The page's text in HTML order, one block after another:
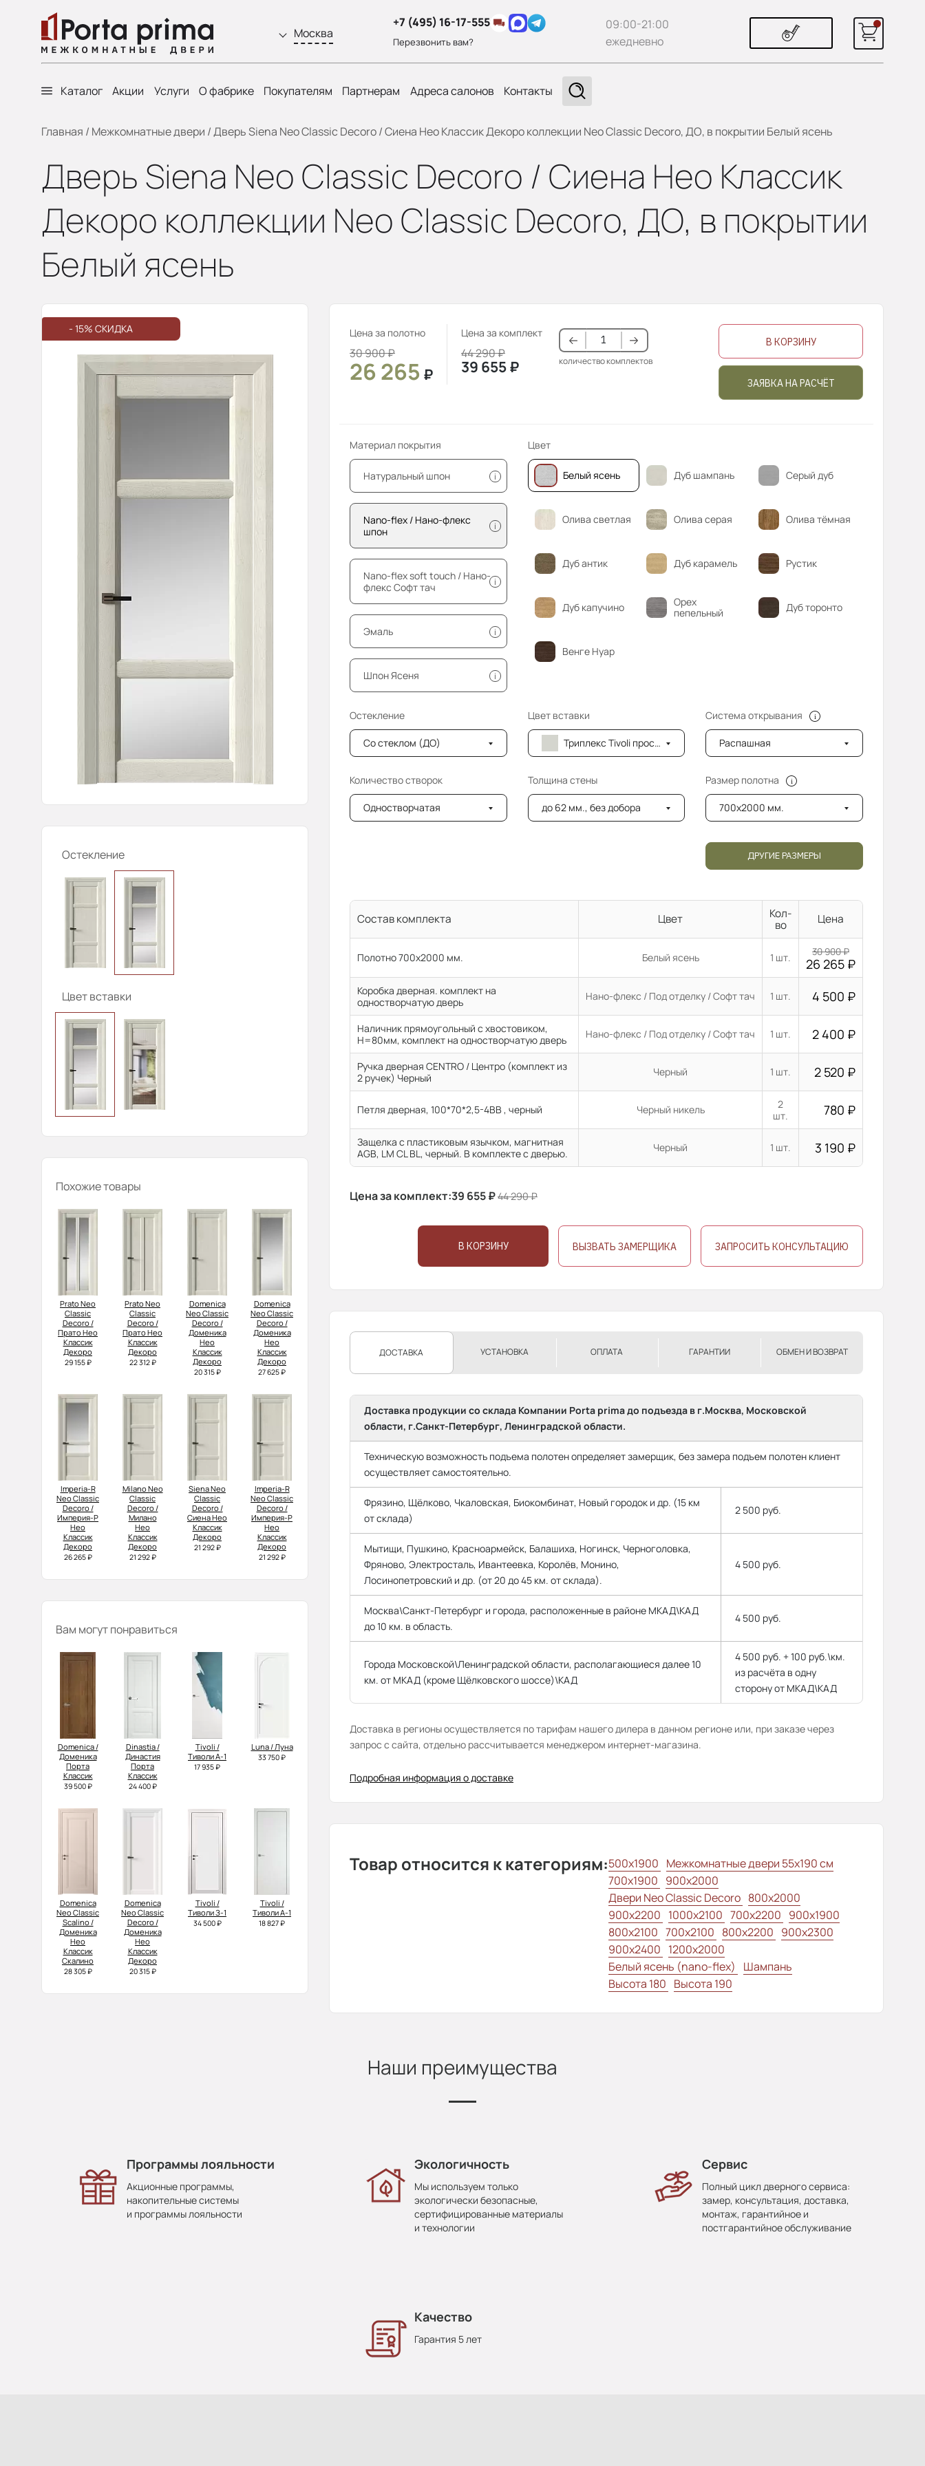
Москва
+7 (495) 16-17-555
Перезвонить вам?
09:00-21:00
ежедневно
Каталог Акции Услуги О фабрике Покупателям Партнерам Адреса салонов Контакты
Главная / Межкомнатные двери /Дверь Siena Neo Classic Decoro / Сиена Нео Классик Декоро коллекции Neo Classic Decoro, ДО, в покрытии Белый ясень
Дверь Siena Neo Classic Decoro / Сиена Нео Классик
Декоро коллекции Neo Classic Decoro, ДО, в покрытии
Белый ясень
- 15% СКИДКА
Остекление
Цвет вставки
Похожие товары
Prato Neo
Classic
Decoro /
Прато Нео
Классик
Декоро
29 155 ₽
Prato Neo
Classic
Decoro /
Прато Нео
Классик
Декоро
22 312 ₽
Domenica
Neo Classic
Decoro /
Доменика
Нео
Классик
Декоро
20 315 ₽
Domenica
Neo Classic
Decoro /
Доменика
Нео
Классик
Декоро
27 625 ₽
Imperia-R
Neo Classic
Decoro /
Империя-Р
Нео
Классик
Декоро
26 265 ₽
Milano Neo
Classic
Decoro /
Милано
Нео
Классик
Декоро
21 292 ₽
Siena Neo
Classic
Decoro /
Сиена Нео
Классик
Декоро
21 292 ₽
Imperia-R
Neo Classic
Decoro /
Империя-Р
Нео
Классик
Декоро
21 292 ₽
Вам могут понравиться
Domenica /
Доменика
Порта
Классик
39 500 ₽
Dinastia /
Династия
Порта
Классик
24 400 ₽
Tivoli /
Тиволи А-1
17 935 ₽
Luna / Луна
33 750 ₽
Domenica
Neo Classic
Scalino /
Доменика
Нео
Классик
Скалино
28 305 ₽
Domenica
Neo Classic
Decoro /
Доменика
Нео
Классик
Декоро
20 315 ₽
Tivoli /
Тиволи З-1
34 500 ₽
Tivoli /
Тиволи А-1
18 827 ₽
Цена за полотно
30 900₽
26 265 ₽
Цена за комплект
44 290₽
39 655₽ количество комплектов
В КОРЗИНУ
ЗАЯВКА НА РАСЧЁТ
Материал покрытия
Натуральный шпон i
Nano-flex / Нано-флекс
шпон
i
Nano-flex soft touch / Нано-
флекс Софт тач
i
Эмаль i
Шпон Ясеня i
Цвет
Белый ясень Дуб шампань Серый дуб
Олива светлая Олива серая Олива тёмная
Дуб антик Дуб карамель Рустик
Дуб капучино
Орех
пепельный
Дуб торонто
Венге Нуар
Остекление
Со стеклом (ДО)
Цвет вставки
Триплекс Tivoli просветленный (8мм)
Система открывания
Распашная
Количество створок
Одностворчатая
Толщина стены
до 62 мм., без добора
Размер полотна
700x2000 мм.
ДРУГИЕ РАЗМЕРЫ
Состав комплекта Цвет
Кол-
во
Цена
Полотно 700x2000 мм. Белый ясень 1 шт. 30 900₽
26 265 ₽
Коробка дверная. комплект на
одностворчатую дверь
Нано-флекс / Под отделку / Софт тач 1 шт. 4 500 ₽
Наличник прямоугольный с хвостовиком,
H=80мм, комплект на одностворчатую дверь
Нано-флекс / Под отделку / Софт тач 1 шт. 2 400 ₽
Ручка дверная CENTRO / Центро (комплект из
2 ручек) Черный
Черный 1 шт. 2 520 ₽
Петля дверная, 100*70*2,5-4ВВ , черный Черный никель
2
шт.
780 ₽
Защелка с пластиковым язычком, магнитная
AGB, LM CL BL, черный. В комплекте с дверью.
Черный 1 шт. 3 190 ₽
Цена за комплект:39 655₽44 290₽
В КОРЗИНУ ВЫЗВАТЬ ЗАМЕРЩИКА ЗАПРОСИТЬ КОНСУЛЬТАЦИЮ
ДОСТАВКА УСТАНОВКА ОПЛАТА ГАРАНТИИ ОБМЕН И ВОЗВРАТ
Доставка продукции со склада Компании Porta prima до подъезда в г.Москва, Московской
области, г.Санкт-Петербург, Ленинградской области.
Техническую возможность подъема полотен определяет замерщик, без замера подъем полотен клиент
осуществляет самостоятельно.
Фрязино, Щёлково, Чкаловская, Биокомбинат, Новый городок и др. (15 км
от склада)
2 500 руб.
Мытищи, Пушкино, Красноармейск, Балашиха, Ногинск, Черноголовка,
Фряново, Электросталь, Ивантеевка, Королёв, Монино,
Лосинопетровский и др. (от 20 до 45 км. от склада).
4 500 руб.
Москва\Санкт-Петербург и города, расположенные в районе МКАД\КАД
до 10 км. в область.
4 500 руб.
Города Московской\Ленинградской области, располагающиеся далее 10
км. от МКАД (кроме Щёлковского шоссе)\КАД
4 500 руб. + 100 руб.\км.
из расчёта в одну
сторону от МКАД\КАД
Доставка в регионы осуществляется по тарифам нашего дилера в данном регионе или, при заказе через
запрос с сайта, отдельно рассчитывается менеджером интернет-магазина.
Подробная информация о доставке
Товар относится к категориям:500x1900 Межкомнатные двери 55х190 см
700x1900 900x2000
Двери Neo Classic Decoro 800x2000
900x2200 1000x2100 700x2200 900x1900
800x2100 700x2100 800x2200 900x2300
900x2400 1200x2000
Белый ясень (nano-flex)
Шампань
Высота 180 Высота 190
Наши преимущества
Программы лояльности
Акционные программы,
накопительные системы
и программы лояльности
Экологичность
Мы используем только
экологически безопасные,
сертифицированные материалы
и технологии
Сервис
Полный цикл дверного сервиса:
замер, консультация, доставка,
монтаж, гарантийное и
постгарантийное обслуживание
Качество
Гарантия 5 лет